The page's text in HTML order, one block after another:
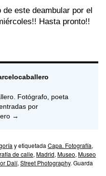
este deambular por el
Hasta pronto!!
Fotógrafo, poeta
por
→
y etiquetada Capa. Fotografía,
de calle, Madrid, Museo, Museo
Dalí, Street Photography. Guarda